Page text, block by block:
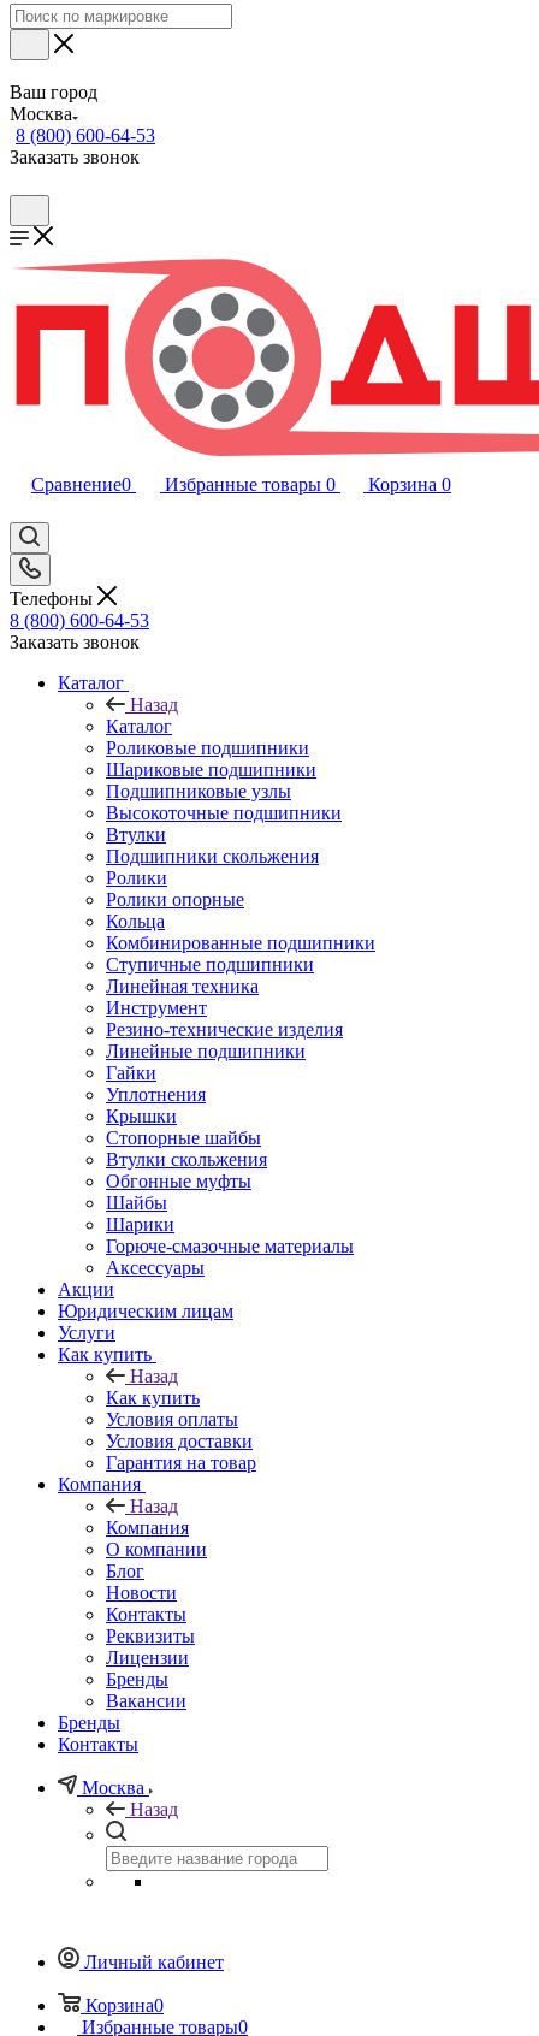
Ваш город
Москва
8 (800) 600-64-53
Заказать звонок
Сравнение0 Избранные товары 0 Корзина 0
Телефоны
8 (800) 600-64-53
Заказать звонок
Каталог
Назад
Каталог
Роликовые подшипники
Шариковые подшипники
Подшипниковые узлы
Высокоточные подшипники
Втулки
Подшипники скольжения
Ролики
Ролики опорные
Кольца
Комбинированные подшипники
Ступичные подшипники
Линейная техника
Инструмент
Резино-технические изделия
Линейные подшипники
Гайки
Уплотнения
Крышки
Стопорные шайбы
Втулки скольжения
Обгонные муфты
Шайбы
Шарики
Горюче-смазочные материалы
Аксессуары
Акции
Юридическим лицам
Услуги
Как купить
Назад
Как купить
Условия оплаты
Условия доставки
Гарантия на товар
Компания
Назад
Компания
О компании
Блог
Новости
Контакты
Реквизиты
Лицензии
Бренды
Вакансии
Бренды
Контакты
Москва
Назад
Личный кабинет
Корзина0
Избранные товары0